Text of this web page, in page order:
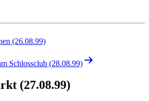
(26.08.99)
Schlossclub (28.08.99)
(27.08.99)